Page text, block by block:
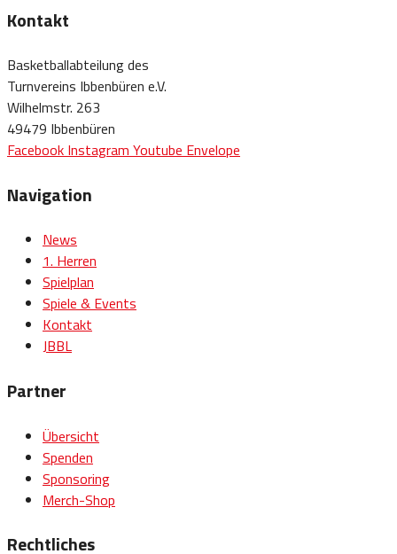
Kontakt
Basketballabteilung des
Turnvereins Ibbenbüren e.V.
Wilhelmstr. 263
49479 Ibbenbüren
Facebook Instagram Youtube Envelope
Navigation
News
1. Herren
Spielplan
Spiele & Events
Kontakt
JBBL
Partner
Übersicht
Spenden
Sponsoring
Merch-Shop
Rechtliches